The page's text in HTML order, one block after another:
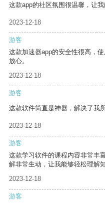
这款app的社区氛围很温馨，让我
2023-12-18
游客
这款加速器app的安全性很高，
放心。
2023-12-18
游客
这款软件简直是神器，解决了我
2023-12-18
游客
这款学习软件的课程内容非常丰
解非常生动，让我能够轻松理解知
2023-12-18
游客